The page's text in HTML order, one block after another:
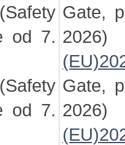
od 7.
od 7.
Gate,
2026)
Gate,
2026)